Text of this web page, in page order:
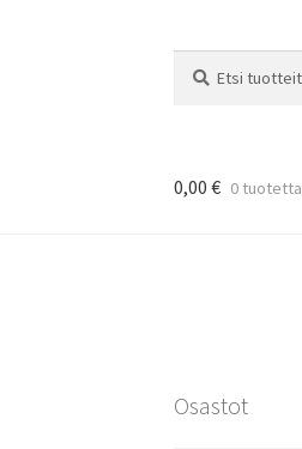
0,00 € 0 tuotetta
Osastot